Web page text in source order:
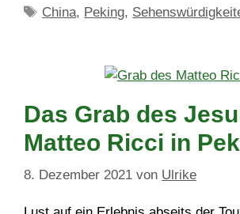
Schlagwörter
China, Peking,
Das Grab des
Matteo Ricci in
8. Dezember 2021 von Ulrike